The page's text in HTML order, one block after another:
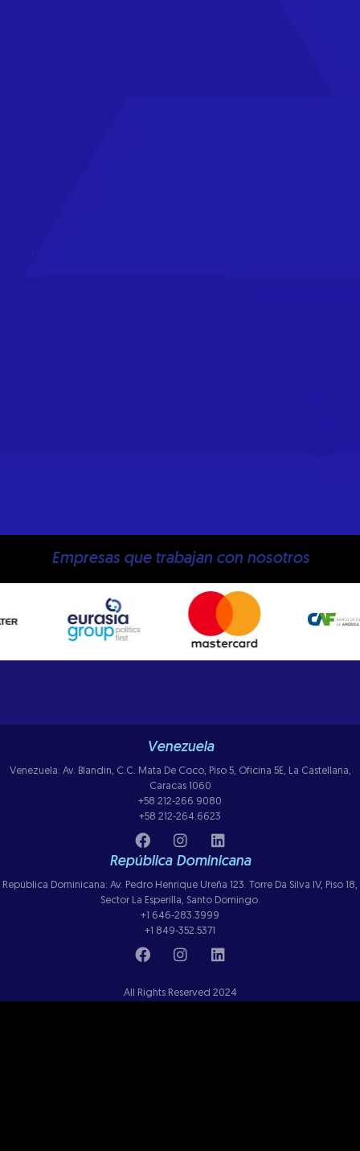
Empresas que trabajan con nosotros
Venezuela
Venezuela: Av. Blandin, C.C. Mata De Coco, Piso 5, Oficina 5E, La Castellana,
Caracas 1060
+58 212-266.9080
+58 212-264.6623
República Dominicana
República Dominicana: Av. Pedro Henrique Ureña 123. Torre Da Silva IV, Piso 18,
Sector La Esperilla, Santo Domingo.
+1 646-283.3999
+1 849-352.5371
All Rights Reserved 2024